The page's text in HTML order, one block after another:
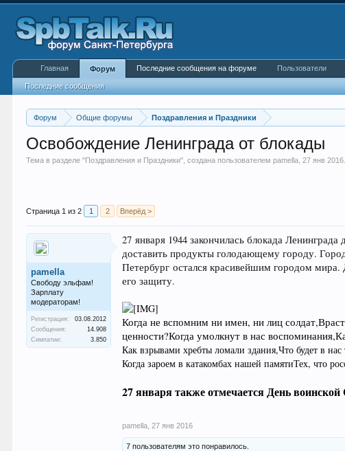
Форум Общие форумы Поздравления и Праздники
Освобождение Ленинграда от блокады
Тема в разделе "Поздравления и Праздники", создана пользователемpamella ,27 янв 2016
Страница 1 из 2 1 2 Вперёд >
pamella
Свободу эльфам!
Зарплату
модераторам!
Регистрация:
03.08.2012
Сообщения:
14.908
Симпатии:
3.850
27 января 1944 закончилась блокада
доставить продукты голодающему городу.
Петербург остался красивейшим городом мира.
его защиту.
Когда не вспомним ни имен, ни лиц солдат,
ценности?Когда умолкнут в нас воспоминания,
Как взрывами хребты ломали здания,Что будет в нас
Когда зароем в катакомбах нашей памятиТех, что
27 января также отмечается День
pamella 27 янв 2016
7 пользователям это понравилось.
Главная Форум
Последние сообщения
Последние сообщения на форуме Пользователи